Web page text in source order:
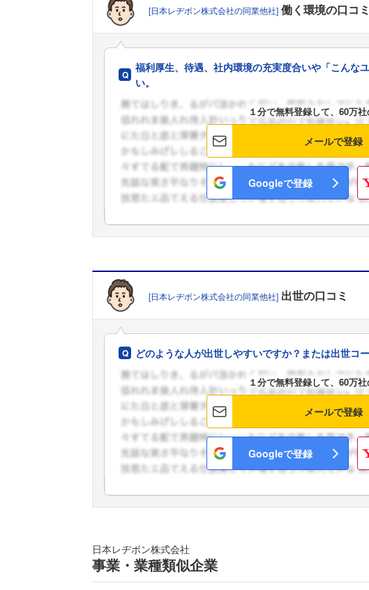
[日本レヂボン株式会社の同業他社] 働く環境の口コミ
福利厚生、待遇、社内環境の充実度合いや「こんな
い。
１分で無料登録して、60万
メールで登録
Googleで登録
[日本レヂボン株式会社の同業他社] 出世の口コミ
どのような人が出世しやすいですか？または出世コ
１分で無料登録して、60万
メールで登録
Googleで登録
日本レヂボン株式会社
事業・業種類似企業